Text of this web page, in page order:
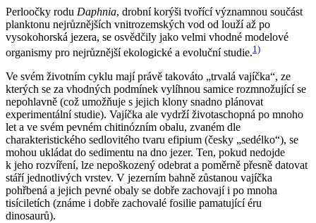
Perloočky rodu Daphnia, drobní korýši tvořící významnou součást
planktonu nejrůznějších vnitrozemských vod od louží až po
vysokohorská jezera, se osvědčily jako velmi vhodné modelové
organismy pro nejrůznější ekologické a evoluční studie.1)
Ve svém životním cyklu mají právě takováto „trvalá vajíčka“, ze
kterých se za vhodných podmínek vylíhnou samice rozmnožující se
nepohlavně (což umožňuje s jejich klony snadno plánovat
experimentální studie). Vajíčka ale vydrží životaschopná po mnoho
let a ve svém pevném chitinózním obalu, zvaném dle
charakteristického sedlovitého tvaru efipium (česky „sedélko“), se
mohou ukládat do sedimentu na dno jezer. Ten, pokud nedojde
k jeho rozvíření, lze nepoškozený odebrat a poměrně přesně datovat
stáří jednotlivých vrstev. V jezerním bahně zůstanou vajíčka
pohřbená a jejich pevné obaly se dobře zachovají i po mnoha
tisíciletích (známe i dobře zachovalé fosilie pamatující éru
dinosaurů).